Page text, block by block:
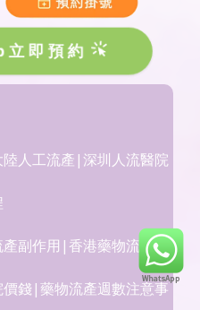
即預約
人工流產|深圳人流醫院
副作用|香港藥物流產時
錢|藥物流產週數注意事